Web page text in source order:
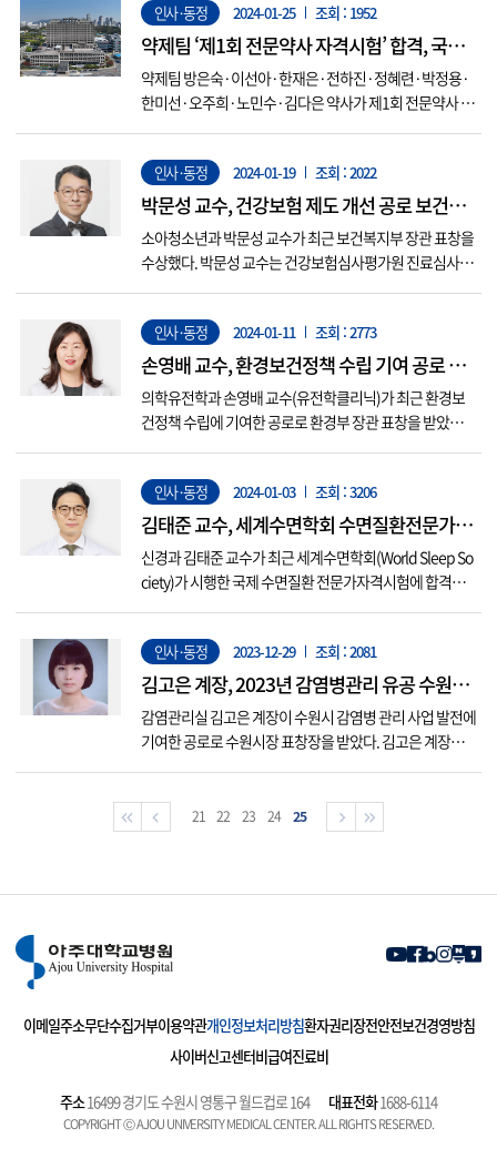
전반에 걸쳐서 주도적인 역할을 해왔으며, 특히 이송 단계
에서 외상환자의 생존율을 높이기 위해 소방대원을 대상으
인사·동정 2024-01-25 조회 : 1952
약제팀 ‘제1회 전문약사 자격시험’ 합격, 국가
공인 전문약사 배출
약제팀 방은숙·이선아·한재은·전하진·정혜련·박정용·
한미선·오주희·노민수·김다은 약사가 제1회 전문약사 자
복지부가 시행하는 국가자격 시험으로 전환됐다. 합격 분
야는 △감염(전하진·박정용) △노인(오주희·김다은) △
소아(한미선·노민수) △정맥영양(정혜련...
인사·동정 2024-01-19 조회 : 2022
박문성 교수, 건강보험 제도 개선 공로 보건복
지부 장관 표창 수상
소아청소년과 박문성 교수가 최근 보건복지부 장관 표창을
수상했다. 박문성 교수는 건강보험심사평가원 진료심사평
기여한 공로를 인정받아 이번에 수상했다. 박문성 교수의
전문진료 분야는 신생아 질환 특히 미숙아 치료 분야로, 아
주대학교 의과대학 소아청소년과...
인사·동정 2024-01-11 조회 : 2773
손영배 교수, 환경보건정책 수립 기여 공로 환
경부 장관 표창
의학유전학과 손영배 교수(유전학클리닉)가 최근 환경보
건정책 수립에 기여한 공로로 환경부 장관 표창을 받았다.
부터 만 6세의 경기 남부 지역 어린이 300여 명을 대상으로
환경 유해물질의 체내 노출 수준과 주변 환경 오염 수준 등
을 확인하고 추적...
인사·동정 2024-01-03 조회 : 3206
김태준 교수, 세계수면학회 수면질환전문가 자
격시험 합격
신경과 김태준 교수가 최근 세계수면학회(World Sleep So
ciety)가 시행한 국제 수면질환 전문가자격시험에 합격했
12명에 불과하다. 김태준 교수는 수면의학 분야에서 왕성
한 연구 활동을 펼치고 있으며 하지불안증후군 연구로 202
인사·동정 2023-12-29 조회 : 2081
김고은 계장, 2023년 감염병관리 유공 수원시
장 표창
감염관리실 김고은 계장이 수원시 감염병 관리 사업 발전에
기여한 공로로 수원시장 표창장을 받았다. 김고은 계장은
과 네트워크를 구축하는 등 지역사회 감염병 관리에 힘써왔
으며, 감염관리 전담간호사로서 감염관리 활동과 교육을
21 22 23 24 25
이메일주소무단수집거부이용약관개인정보처리방침환자권리장전안전보건경영방침
사이버신고센터비급여진료비
주소16499 경기도 수원시 영통구 월드컵로 164 대표전화1688-6114
COPYRIGHT Ⓒ AJOU UNIVERSITY MEDICAL CENTER. ALL RIGHTS RESERVED.